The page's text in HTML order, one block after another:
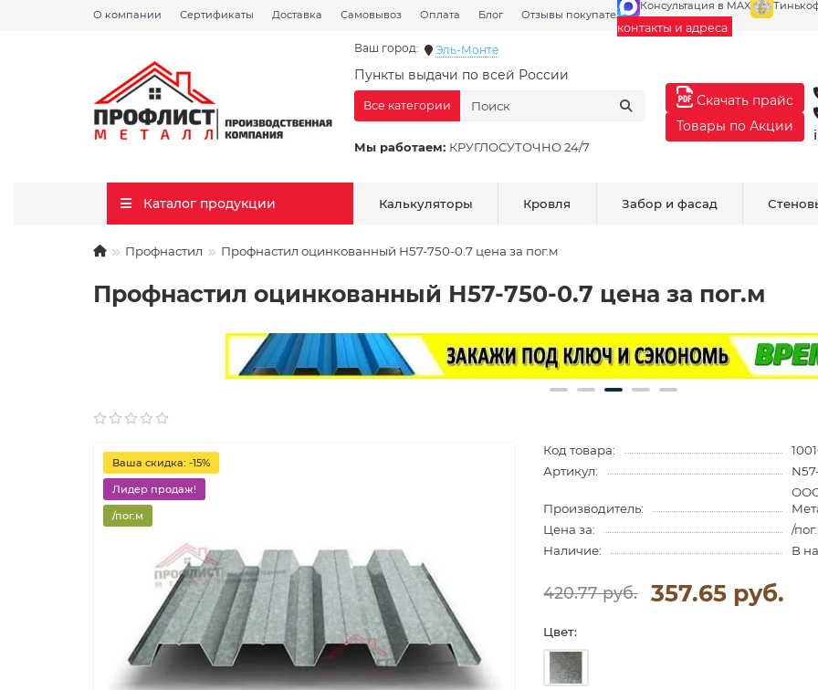
О компании Сертификаты Доставка Самовывоз Оплата Блог Отзывы покупателей Галерея
Консультация в MAX
контакты и адреса
Ваш город: Эль-Монте
Пункты выдачи по всей России
Мы работаем: КРУГЛОСУТОЧНО 24/7
Все категории
Скачать прайс
Товары по Акции
Каталог продукции Калькуляторы Кровля Забор и фасад
Профнастил Профнастил оцинкованный Н57-750-0.7 цена за пог.м
Профнастил оцинкованный Н57-750-0.7 цена за пог.м
Ваша скидка: -15%
Лидер продаж!
/пог.м
Код товара:
Артикул:
Производитель:
Цена за:
/
Наличие:
В
420.77 руб. 357.65 руб.
Цвет: